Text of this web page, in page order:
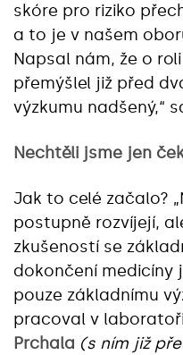
skóre pro riziko
a to je v našem
Napsal nám, že o
přemýšlel již před
výzkumu nadšený,“
Nechtěli jsme jen
Jak to celé začalo?
postupně rozvíjejí,
zkušeností se
dokončení medicíny
pouze základnímu
pracoval v
Prchala (s ním již